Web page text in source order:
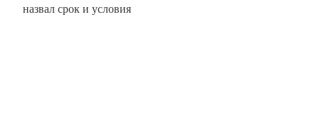
назвал срок и условия